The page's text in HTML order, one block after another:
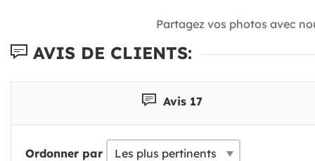
Partagez vos photos avec
AVIS DE CLIENTS:
Avis 17
Ordonner par